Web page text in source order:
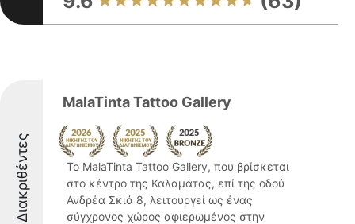
Διακριθέντες
MalaTinta Tattoo Gallery
Το MalaTinta Tattoo Gallery, που βρίσκεται
στο κέντρο της Καλαμάτας, επί της οδού
Ανδρέα Σκιά 8, λειτουργεί ως ένας
σύγχρονος χώρος αφιερωμένος στην